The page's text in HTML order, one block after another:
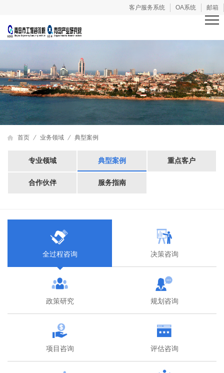
客户服务系统 OA系统 邮箱
首页 业务领域 典型案例
专业领域 典型案例 重点客户
合作伙伴 服务指南
全过程咨询 决策咨询
政策研究 规划咨询
项目咨询 评估咨询